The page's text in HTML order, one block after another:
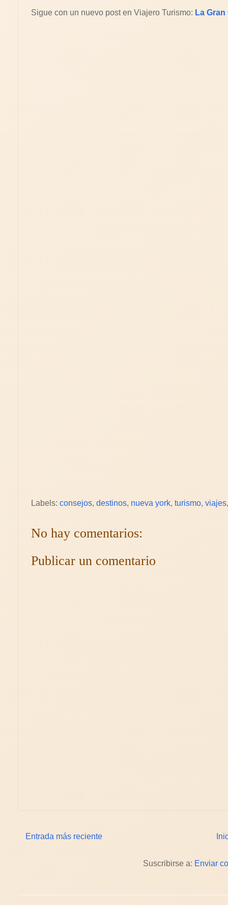
Sigue con un nuevo post en Viajero Turismo: La
Labels: consejos, destinos, nueva york, turismo, viajes
No hay comentarios:
Publicar un comentario
Entrada más reciente
Suscribirse a: Enviar